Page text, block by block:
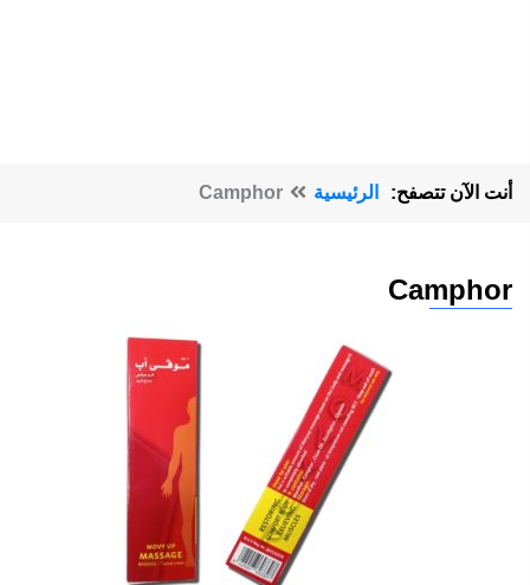
أنت الآن تتصفح: الرئيسية Camphor
Camphor